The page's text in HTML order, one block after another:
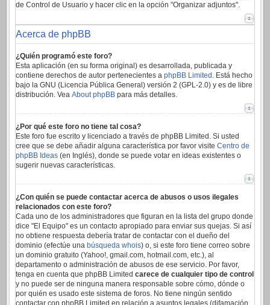
de Control de Usuario y hacer clic en la opción "Organizar adjuntos".
Acerca de phpBB
¿Quién programó este foro?
Esta aplicación (en su forma original) es desarrollada, publicada y
contiene derechos de autor pertenecientes a phpBB Limited . Está hecho
bajo la GNU (Licencia Pública General) versión 2 (GPL-2.0) y es de libre
distribución. Vea About phpBB para más detalles.
¿Por qué este foro no tiene tal cosa?
Este foro fue escrito y licenciado a través de phpBB Limited. Si usted
cree que se debe añadir alguna característica por favor visite Centro de
phpBB Ideas (en Inglés), donde se puede votar en ideas existentes o
sugerir nuevas características.
¿Con quién se puede contactar acerca de abusos o usos ilegales
relacionados con este foro?
Cada uno de los administradores que figuran en la lista del grupo donde
dice "El Equipo" es un contacto apropiado para enviar sus quejas. Si así
no obtiene respuesta debería tratar de contactar con el dueño del
dominio (efectúe una búsqueda whois) o, si este foro tiene correo sobre
un dominio gratuito (Yahoo!, gmail.com, hotmail.com, etc.), al
departamento o administración de abusos de ese servicio. Por favor,
tenga en cuenta que phpBB Limited carece de cualquier tipo de control
y no puede ser de ninguna manera responsable sobre cómo, dónde o
por quién es usado este sistema de foros. No tiene ningún sentido
contactar con phpBB Limited en relación a asuntos legales (difamación,